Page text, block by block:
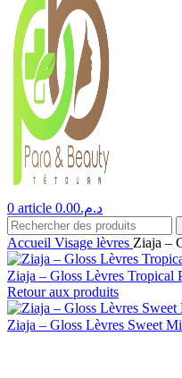
0 article د.م.0.00
Accueil Visage lèvres Ziaja –
Ziaja – Gloss Lèvres Tropical
Retour aux produits
Ziaja – Gloss Lèvres Sweet